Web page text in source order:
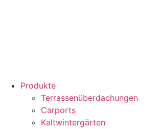
Produkte
Terrassenüberdachungen
Carports
Kaltwintergärten